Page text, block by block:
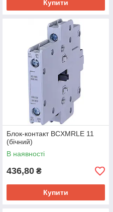
Купити
Блок-контакт BCXMRLE 11
(бічний)
В наявності
436,80 ₴
Купити